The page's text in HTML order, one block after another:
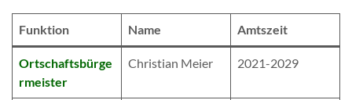
Funktion Name Amtszeit
Ortschaftsbürge
rmeister
Christian Meier 2021-2029